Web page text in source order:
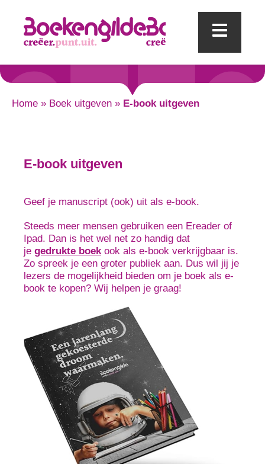
Home » Boek uitgeven » E-book uitgeven
E-book uitgeven
Geef je manuscript (ook) uit als e-book.
Steeds meer mensen gebruiken een Ereader of
Ipad. Dan is het wel net zo handig dat
je gedrukte boekook als e-book verkrijgbaar is.
Zo spreek je een groter publiek aan. Dus wil jij je
lezers de mogelijkheid bieden om je boek als e-
book te kopen? Wij helpen je graag!